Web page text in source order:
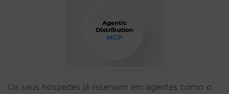
Os seus hóspedes já reservam em agentes como o